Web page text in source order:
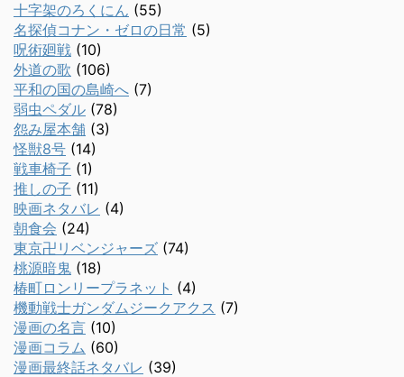
十字架のろくにん (55)
名探偵コナン・ゼロの日常 (5)
呪術廻戦 (10)
外道の歌 (106)
平和の国の島崎へ (7)
弱虫ペダル (78)
怨み屋本舗 (3)
怪獣8号 (14)
戦車椅子 (1)
推しの子 (11)
映画ネタバレ (4)
朝食会 (24)
東京卍リベンジャーズ (74)
桃源暗鬼 (18)
椿町ロンリープラネット (4)
機動戦士ガンダムジークアクス (7)
漫画の名言 (10)
漫画コラム (60)
漫画最終話ネタバレ (39)